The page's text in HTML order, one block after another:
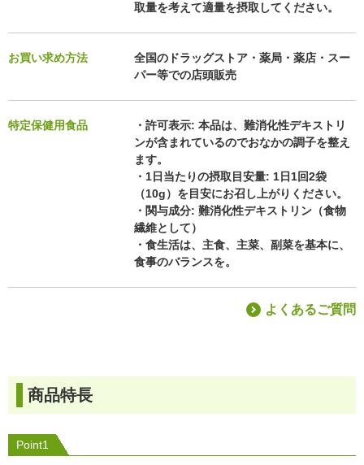
取量を考えて適量を摂取してください。
お買い求め方法
全国のドラッグストア・薬局・薬店・スー
パー等での店頭販売
特定保健用食品
・許可表示: 本品は、難消化性デキストリ
ンが含まれているのでおなかの調子を整え
ます。
・1日当たりの摂取目安量: 1日1回2袋
（10g）を目安にお召し上がりください。
・関与成分: 難消化性デキストリン（食物
繊維として）
・食生活は、主食、主菜、副菜を基本に、
食事のバランスを。
よくあるご質問
商品特長
Point1